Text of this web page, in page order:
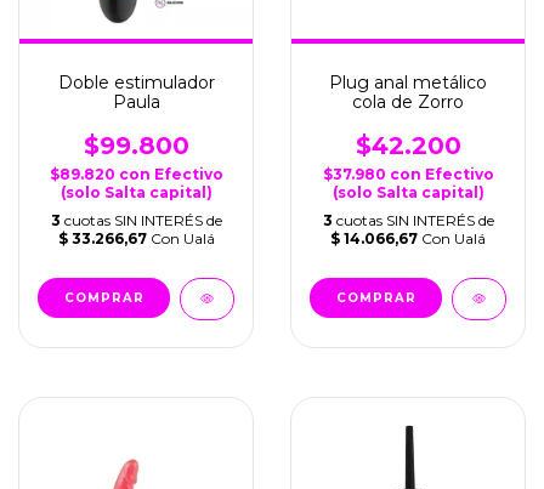
Doble estimulador
Paula
$99.800
$89.820 con Efectivo
(solo Salta capital)
3 cuotas SIN INTERÉS de
$ 33.266,67Con Ualá
Plug anal metálico
cola de Zorro
$42.200
$37.980 con Efectivo
(solo Salta capital)
3 cuotas SIN INTERÉS de
$ 14.066,67 Con Ualá
COMPRAR